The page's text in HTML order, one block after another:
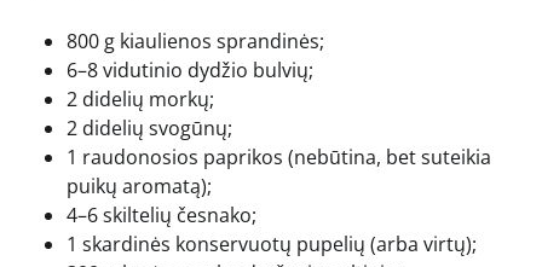
800 g kiaulienos sprandinės;
6–8 vidutinio dydžio bulvių;
2 didelių morkų;
2 didelių svogūnų;
1 raudonosios paprikos (nebūtina, bet suteikia
puikų aromatą);
4–6 skiltelių česnako;
1 skardinės konservuotų pupelių (arba virtų);